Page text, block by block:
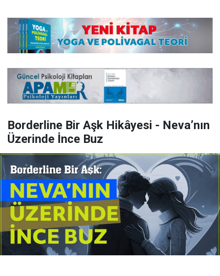
Borderline Bir Aşk Hikâyesi - Neva’nın
Üzerinde İnce Buz